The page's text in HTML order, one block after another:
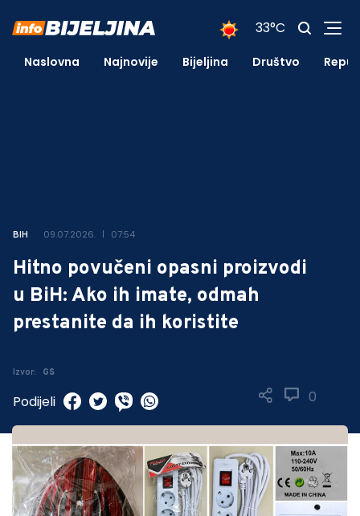
33°C
Naslovna Najnovije Bijeljina Društvo
BIH 09.07.2026. 07:54
Hitno povučeni opasni proizvodi
u BiH: Ako ih imate, odmah
prestanite da ih koristite
Izvor: GS
0
Podijeli